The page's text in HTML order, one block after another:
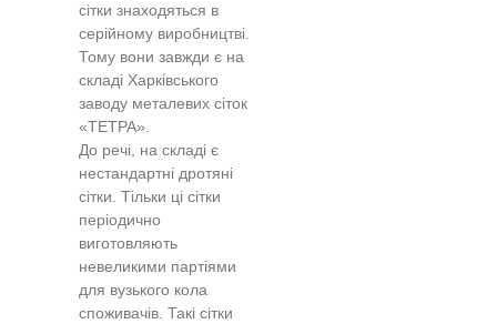
сітки знаходяться в
серійному виробництві.
Тому вони завжди є на
складі Харківського
заводу металевих сіток
«ТЕТРА».
До речі, на складі є
нестандартні дротяні
сітки. Тільки ці сітки
періодично
виготовляють
невеликими партіями
для вузького кола
споживачів. Такі сітки